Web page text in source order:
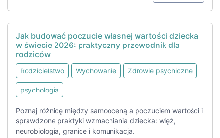
Jak budować poczucie własnej wartości dziecka
w świecie 2026: praktyczny przewodnik dla
rodziców
Rodzicielstwo Wychowanie Zdrowie psychiczne
psychologia
Poznaj różnicę między samooceną a poczuciem wartości i
sprawdzone praktyki wzmacniania dziecka: więź,
neurobiologia, granice i komunikacja.